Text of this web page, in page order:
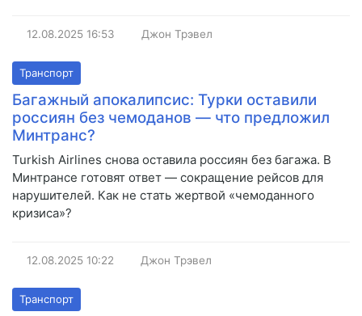
12.08.2025 16:53 Джон Трэвел
Транспорт
Багажный апокалипсис: Турки оставили
россиян без чемоданов — что предложил
Минтранс?
Turkish Airlines снова оставила россиян без багажа. В
Минтрансе готовят ответ — сокращение рейсов для
нарушителей. Как не стать жертвой «чемоданного
кризиса»?
12.08.2025 10:22 Джон Трэвел
Транспорт